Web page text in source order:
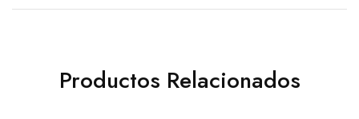
Productos Relacionados